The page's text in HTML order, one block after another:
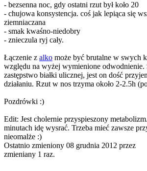
- bezsenna noc, gdy ostatni rzut był koło 20
- chujowa konsystencja. coś jak lepiąca się
ziemniaczana
- smak kwaśno-niedobry
- znieczula ryj cały.
Łączenie z alko może być brutalne w swych
względu na wyżej wymienione odwodnienie.
zastępstwo białki ulicznej, jest on dość
działaniu. Rzut w nos trzyma około 2-2.5h
Pozdrówki :)
Edit: Jest cholernie przyspieszony
minutach idę wysrać. Trzeba mieć zawsze
nieomalże :)
Ostatnio zmieniony 08 grudnia 2012 przez
zmieniany 1 raz.